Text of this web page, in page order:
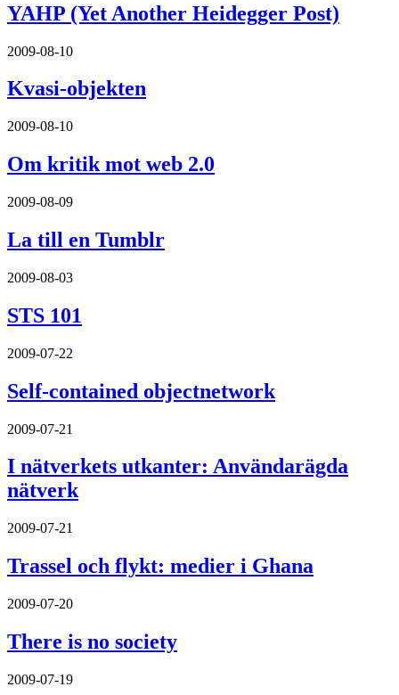
YAHP (Yet Another Heidegger Post)
2009-08-10
Kvasi-objekten
2009-08-10
Om kritik mot web 2.0
2009-08-09
La till en Tumblr
2009-08-03
STS 101
2009-07-22
Self-contained objectnetwork
2009-07-21
I nätverkets utkanter: Användarägda
nätverk
2009-07-21
Trassel och flykt: medier i Ghana
2009-07-20
There is no society
2009-07-19